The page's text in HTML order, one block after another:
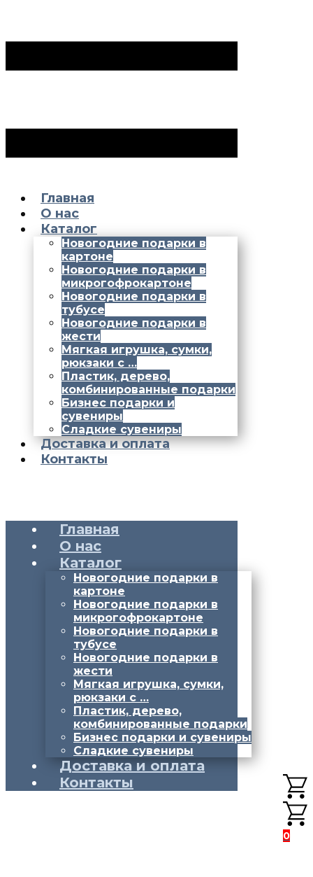
Главная
О нас
Каталог
Новогодние подарки в
картоне
Новогодние подарки в
микрогофрокартоне
Новогодние подарки в
тубусе
Новогодние подарки в
жести
Мягкая игрушка, сумки,
рюкзаки с …
Пластик, дерево,
комбинированные подарки
Бизнес подарки и
сувениры
Сладкие сувениры
Доставка и оплата
Контакты
Главная
О нас
Каталог
Новогодние подарки в
картоне
Новогодние подарки в
микрогофрокартоне
Новогодние подарки в
тубусе
Новогодние подарки в
жести
Мягкая игрушка, сумки,
рюкзаки с …
Пластик, дерево,
комбинированные подарки
Бизнес подарки и сувениры
Сладкие сувениры
Доставка и оплата
Контакты
0